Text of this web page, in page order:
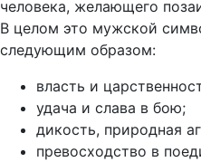
человека, желающего
В целом это мужской
следующим образом:
власть и
удача и слава в бою;
дикость, природная
превосходство в